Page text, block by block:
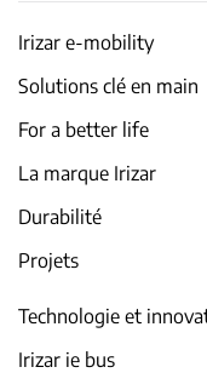
Irizar e-mobility
Solutions clé en main
For a better life
La marque Irizar
Durabilité
Projets
Technologie et
Irizar ie bus